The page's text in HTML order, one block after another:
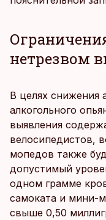
нетрезвом
В целях снижения
алкогольного
выявления
велосипедистов,
мопедов также
допустимый
одном грамме
самоката и мини-
свыше 0,50